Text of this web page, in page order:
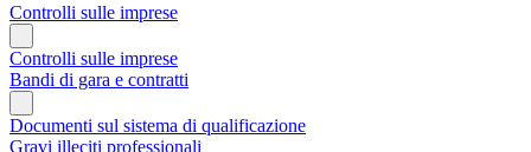
Controlli sulle imprese
Controlli sulle imprese
Bandi di gara e contratti
Documenti sul sistema di qualificazione
Gravi illeciti professionali